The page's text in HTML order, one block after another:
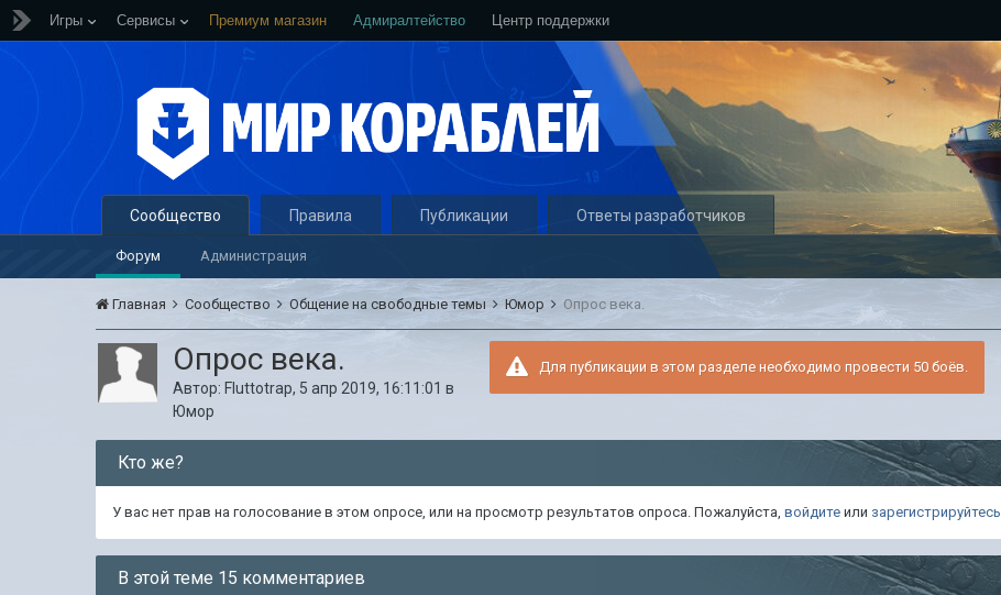
Игры Сервисы Премиум магазин Адмиралтейство Центр поддержки
Сообщество
Форум Администрация
Правила Публикации Ответы разработчиков
Главная Сообщество Общение на свободные темы Юмор Опрос века.
Для публикации в этом разделе необходимо провести 50 боёв.
Опрос века.
Автор: Fluttotrap, 5 апр 2019, 16:11:01 в
Юмор
Кто же?
У вас нет прав на голосование в этом опросе, или на просмотр результатов опроса. Пожалуйста,войдите или зарегистрируйтесь
В этой теме 15 комментариев